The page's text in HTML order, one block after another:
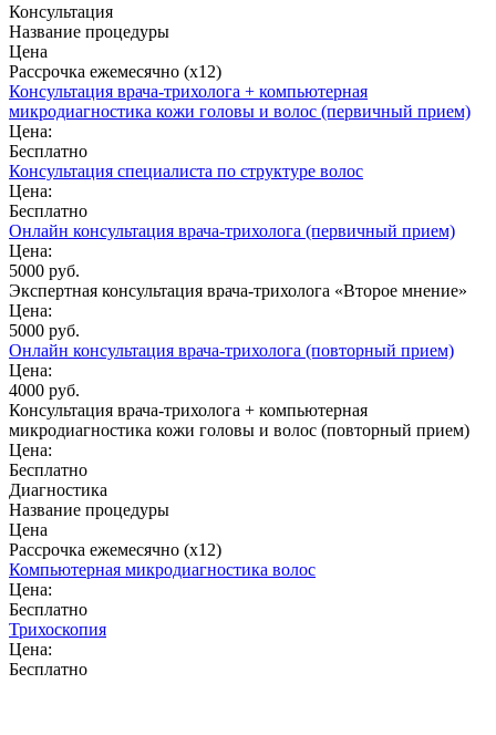
Консультация
Название процедуры
Цена
Рассрочка ежемесячно (x12)
Консультация врача-трихолога + компьютерная
микродиагностика кожи головы и волос (первичный прием)
Цена:
Бесплатно
Консультация специалиста по структуре волос
Цена:
Бесплатно
Онлайн консультация врача-трихолога (первичный прием)
Цена:
5000 руб.
Экспертная консультация врача-трихолога «Второе мнение»
Цена:
5000 руб.
Онлайн консультация врача-трихолога (повторный прием)
Цена:
4000 руб.
Консультация врача-трихолога + компьютерная
микродиагностика кожи головы и волос (повторный прием)
Цена:
Бесплатно
Диагностика
Название процедуры
Цена
Рассрочка ежемесячно (x12)
Компьютерная микродиагностика волос
Цена:
Бесплатно
Трихоскопия
Цена:
Бесплатно